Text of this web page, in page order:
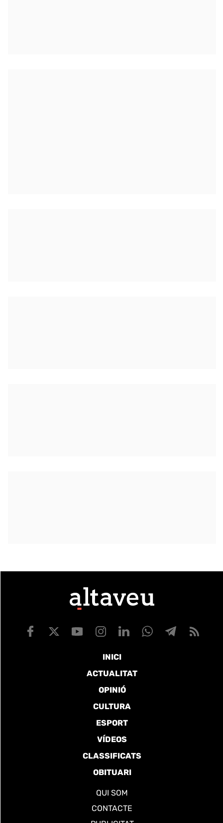
INICI
ACTUALITAT
OPINIÓ
CULTURA
ESPORT
VÍDEOS
CLASSIFICATS
OBITUARI
QUI SOM
CONTACTE